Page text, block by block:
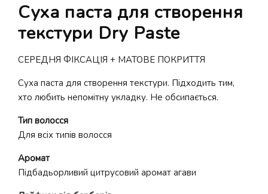
Суха паста для створення
текстури Dry Paste
СЕРЕДНЯ ФІКСАЦІЯ + МАТОВЕ ПОКРИТТЯ
Суха паста для створення текстури. Підходить тим,
хто любить непомітну укладку. Не обсипається.
Тип волосся
Для всіх типів волосся
Аромат
Підбадьорливий цитрусовий аромат агави